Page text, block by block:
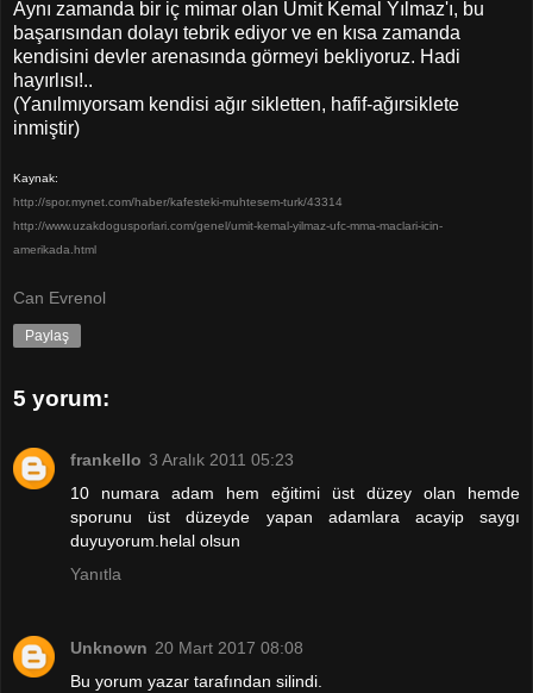
Aynı zamanda bir iç mimar olan Ümit Kemal Yılmaz'ı, bu
başarısından dolayı tebrik ediyor ve en kısa zamanda
kendisini devler arenasında görmeyi bekliyoruz. Hadi
hayırlısı!..
(Yanılmıyorsam kendisi ağır sikletten, hafif-ağırsiklete
inmiştir)
Kaynak:
http://spor.mynet.com/haber/kafesteki-muhtesem-turk/43314
http://www.uzakdogusporlari.com/genel/umit-kemal-yilmaz-ufc-mma-maclari-icin-
amerikada.html
Can Evrenol
Paylaş
5 yorum:
frankello 3 Aralık 2011 05:23
10 numara adam hem eğitimi üst düzey olan hemde
sporunu üst düzeyde yapan adamlara acayip saygı
duyuyorum.helal olsun
Yanıtla
Unknown 20 Mart 2017 08:08
Bu yorum yazar tarafından silindi.